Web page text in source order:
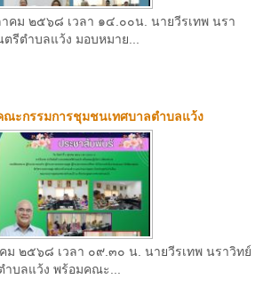
คม ๒๕๖๘ เวลา ๑๔.๐๐น. นายวีรเทพ นรา
รีตำบลแว้ง มอบหมาย...
ณะกรรมการชุมชนเทศบาลตำบลแว้ง
ม ๒๕๖๘ เวลา ๐๙.๓๐ น. นายวีรเทพ นราวิทย์
ำบลแว้ง พร้อมคณะ...